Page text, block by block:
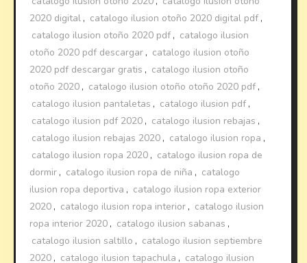
2020 digital , catalogo ilusion otoño 2020 digital pdf ,
catalogo ilusion otoño 2020 pdf , catalogo ilusion
otoño 2020 pdf descargar , catalogo ilusion otoño
2020 pdf descargar gratis , catalogo ilusion otoño
otoño 2020 , catalogo ilusion otoño otoño 2020 pdf ,
catalogo ilusion pantaletas , catalogo ilusion pdf ,
catalogo ilusion pdf 2020 , catalogo ilusion rebajas ,
catalogo ilusion rebajas 2020 , catalogo ilusion ropa ,
catalogo ilusion ropa 2020 , catalogo ilusion ropa de
dormir , catalogo ilusion ropa de niña , catalogo
ilusion ropa deportiva , catalogo ilusion ropa exterior
2020 , catalogo ilusion ropa interior , catalogo ilusion
ropa interior 2020 , catalogo ilusion sabanas ,
catalogo ilusion saltillo , catalogo ilusion septiembre
2020 , catalogo ilusion tapachula , catalogo ilusion